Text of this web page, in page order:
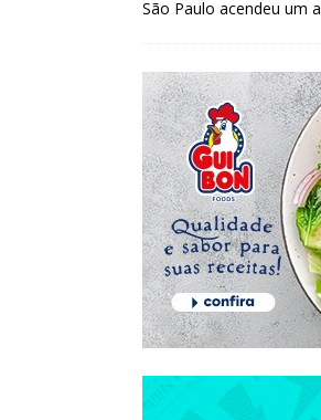
São Paulo acendeu um